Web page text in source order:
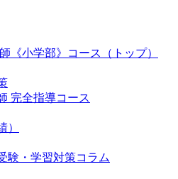
《小学部》 コース
（トップ）
完全指導コース
）
・学習対策コラム